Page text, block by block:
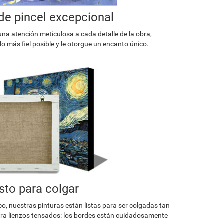
pincel excepcional
atención meticulosa a cada detalle de la obra,
más fiel posible y le otorgue un encanto único.
para colgar
nuestras pinturas están listas para ser colgadas tan
lienzos tensados: los bordes están cuidadosamente